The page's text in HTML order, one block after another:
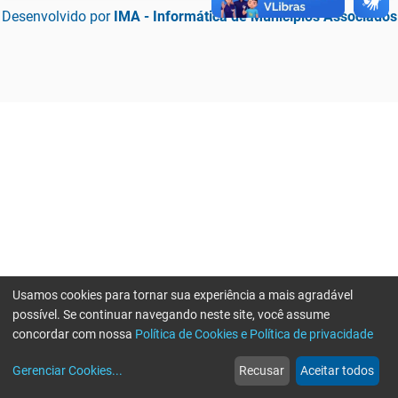
Desenvolvido por IMA - Informática de Municípios Associados
web
Notícias
more_horiz
Mais
Usamos cookies para tornar sua experiência a mais agradável
possível. Se continuar navegando neste site, você assume
concordar com nossa Política de Cookies e Política de privacidade
Gerenciar Cookies... Recusar Aceitar todos
Erro ao enviar informações, por favor tente novamente